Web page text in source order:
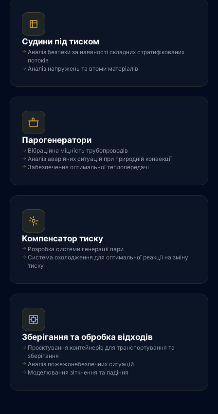
Судини під тиском
Аналіз безпеки за наявності складних стратифікованих
потоків
Аналіз напружень та втоми матеріалів
Парогенератори
Вібраційна міцність трубопроводів
Аналіз аварійних ситуацій при природній конвекції
Забезпечення оптимальної теплопередачі
Компенсатор тиску
Розробка системи генерації пари
Система охолодження для оптимальної реакції на зміну
тиску
Зберігання та обробка відходів
Проєктування контейнерів для транспортування та
зберігання
Аналіз пожежонебезпечних ситуацій
Моделювання зіткнення та падіння